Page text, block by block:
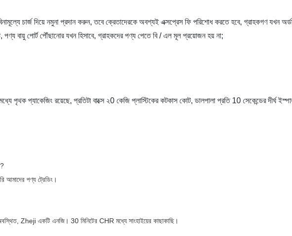
চার্জ দিয়ে নমুনা প্রদান করুন, তবে ক্রেতাদেরকে অবশ্যই এক্সপ্রেস ফি পরিশোধ করতে হবে, গ্রাহকগণ যখন
বায়ু পোর্ট পৌঁছানোর যখন হিসাবে, গ্রাহকদের পণ্য পেতে বি / এল মূল প্রয়োজন হয় না;
পৃথক প্যাকেজিং রয়েছে, প্রতিটা বাক্সে ২0 কেজি প্লাস্টিকের কটকাস কোট, ডালপালা প্রতি 10 সেকেন্ডের দীর্ঘ
আমাদের পণ্য ট্রেডিং।
Zheji একটি এনজি। 30 মিনিটের CHR মধ্যে সাংহাইয়ের কাছাকাছি।